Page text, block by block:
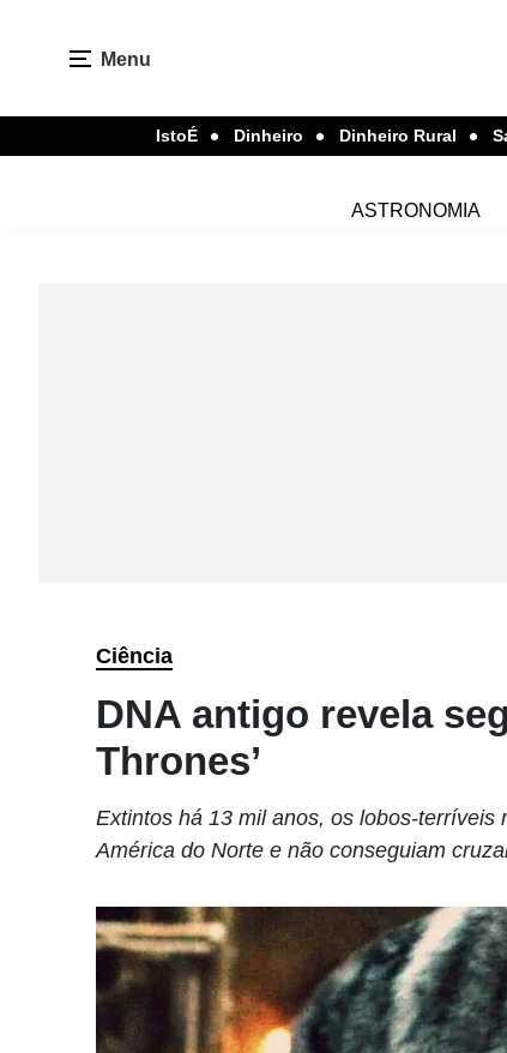
Menu
IstoÉ Dinheiro Dinheiro Rural
ASTRONOMIA
Ciência
DNA antigo revela
Thrones’
Extintos há 13 mil anos, os lobos-
América do Norte e não conseguiam